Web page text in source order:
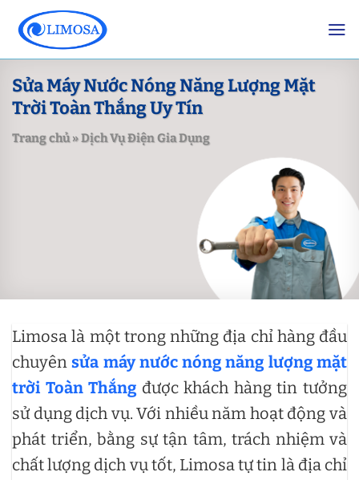
content
Sửa Máy Nước Nóng Năng Lượng Mặt
Trời Toàn Thắng Uy Tín
Trang chủ»Dịch Vụ Điện Gia Dụng
Limosa là một trong những địa chỉ hàng đầu
chuyênsửa máy nước nóng năng lượng mặt
trời Toàn Thắng được khách hàng tin tưởng
sử dụng dịch vụ. Với nhiều năm hoạt động và
phát triển, bằng sự tận tâm, trách nhiệm và
chất lượng dịch vụ tốt, Limosa tự tin là địa chỉ